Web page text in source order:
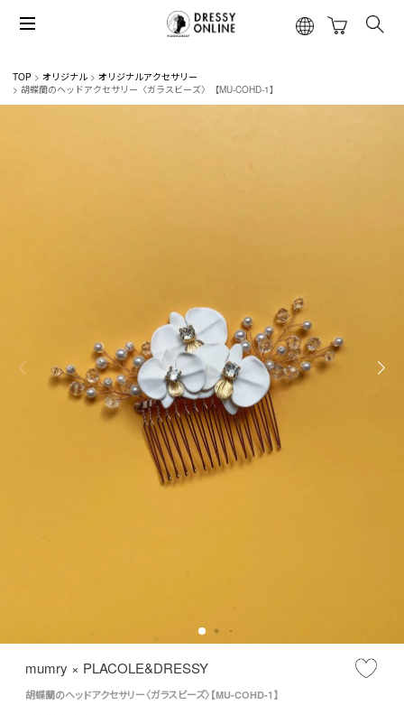
TOP オリジナル
オリジナルアクセサリー
胡蝶蘭のヘッドアクセサリー〈ガラスビーズ〉【MU-COHD-1】
mumry × PLACOLE&DRESSY
胡蝶蘭のヘッドアクセサリー〈ガラスビーズ〉【MU-COHD-1】